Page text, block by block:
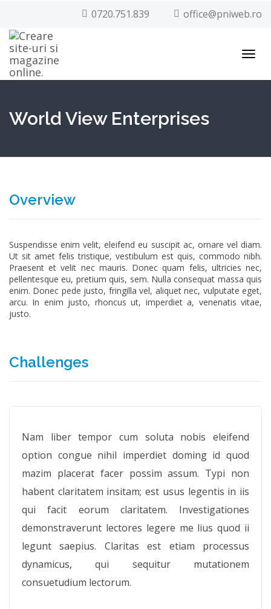
0720.751.839 office@pniweb.ro
World View Enterprises
Overview
Suspendisse enim velit, eleifend eu suscipit ac, ornare vel diam.
Ut sit amet felis tristique, vestibulum est quis, commodo nibh.
Praesent et velit nec mauris. Donec quam felis, ultricies nec,
pellentesque eu, pretium quis, sem. Nulla consequat massa quis
enim. Donec pede justo, fringilla vel, aliquet nec, vulputate eget,
arcu. In enim justo, rhoncus ut, imperdiet a, venenatis vitae,
justo.
Challenges
Nam liber tempor cum soluta nobis eleifend
option congue nihil imperdiet doming id quod
mazim placerat facer possim assum. Typi non
habent claritatem insitam; est usus legentis in iis
qui facit eorum claritatem. Investigationes
demonstraverunt lectores legere me lius quod ii
legunt saepius. Claritas est etiam processus
dynamicus, qui sequitur mutationem
consuetudium lectorum.